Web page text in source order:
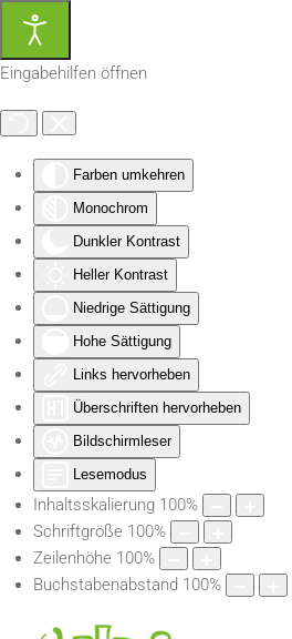
Eingabehilfen öffnen
Farben umkehren
Monochrom
Dunkler Kontrast
Heller Kontrast
Niedrige Sättigung
Hohe Sättigung
Links hervorheben
Überschriften hervorheben
Bildschirmleser
Lesemodus
Inhaltsskalierung 100%
Schriftgröße 100%
Zeilenhöhe 100%
Buchstabenabstand 100%
Zum Hauptinhalt springen